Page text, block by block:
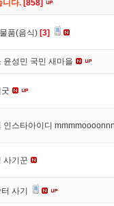
니다. [858]
물품(음식) [3]
윤성민 국민 새마을
인스타아이디
사기꾼
사기